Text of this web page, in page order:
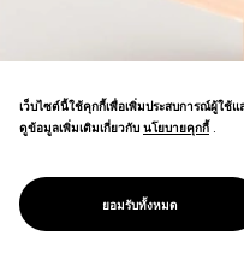
PROJECT
หน่วย
เว็บไซต์นี้ใช้คุกกี้เพื่อเพิ่มประสบการณ์ผู้ใช้แ
ดูข้อมูลเพิ่มเติมเกี่ยวกับ นโยบายคุกกี้
นโยบายคุกกี้ .
ยอมรับทั้งหมด